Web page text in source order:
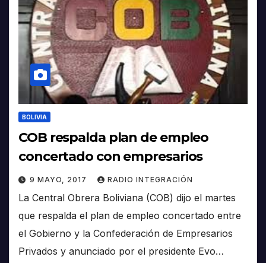
BOLIVIA
COB respalda plan de empleo
concertado con empresarios
9 MAYO, 2017 RADIO INTEGRACIÓN
La Central Obrera Boliviana (COB) dijo el martes
que respalda el plan de empleo concertado entre
el Gobierno y la Confederación de Empresarios
Privados y anunciado por el presidente Evo…